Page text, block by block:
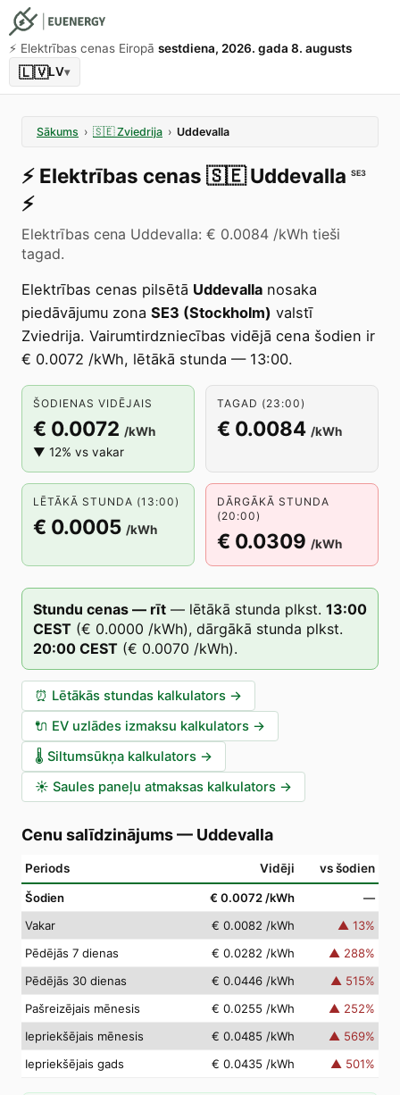
⚡️ Elektrības cenas Eiropā sestdiena, 2026. gada 8. augusts
🇱🇻LV▾
Sākums › 🇸🇪 Zviedrija › Uddevalla
⚡️ Elektrības cenas 🇸🇪 Uddevalla SE3
⚡️
Elektrības cena Uddevalla: € 0.0084 /kWh tieši
tagad.
Elektrības cenas pilsētā Uddevalla nosaka
piedāvājumu zona SE3 (Stockholm) valstī
Zviedrija. Vairumtirdzniecības vidējā cena šodien ir
€ 0.0072 /kWh, lētākā stunda — 13:00.
ŠODIENAS VIDĒJAIS
€ 0.0072 /kWh
▼ 12% vs vakar
TAGAD (23:00)
€ 0.0084 /kWh
LĒTĀKĀ STUNDA (13:00)
€ 0.0005 /kWh
DĀRGĀKĀ STUNDA
(20:00)
€ 0.0309 /kWh
Stundu cenas — rīt — lētākā stunda plkst. 13:00
CEST (€ 0.0000 /kWh), dārgākā stunda plkst.
20:00 CEST (€ 0.0070 /kWh).
⏰ Lētākās stundas kalkulators →
🔌 EV uzlādes izmaksu kalkulators →
🌡️ Siltumsūkņa kalkulators →
☀️ Saules paneļu atmaksas kalkulators →
Cenu salīdzinājums— Uddevalla
Periods Vidēji vs šodien
Šodien € 0.0072 /kWh
—
Vakar
€ 0.0082 /kWh ▲ 13%
Pēdējās 7 dienas
€ 0.0282 /kWh ▲ 288%
Pēdējās 30 dienas
€ 0.0446 /kWh ▲ 515%
Pašreizējais mēnesis
€ 0.0255 /kWh ▲ 252%
Iepriekšējais mēnesis
€ 0.0485 /kWh ▲ 569%
Iepriekšējais gads
€ 0.0435 /kWh ▲ 501%